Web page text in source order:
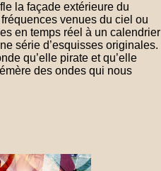
la façade extérieure du
venues du ciel ou
en temps réel à un calendrier
série d’esquisses originales.
qu’elle pirate et qu’elle
des ondes qui nous